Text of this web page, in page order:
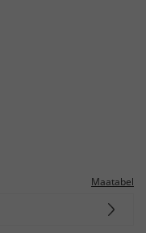
Maatabel